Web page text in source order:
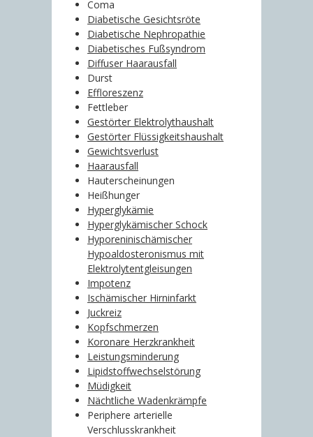
Coma
Diabetische Gesichtsröte
Diabetische Nephropathie
Diabetisches Fußsyndrom
Diffuser Haarausfall
Durst
Effloreszenz
Fettleber
Gestörter Elektrolythaushalt
Gestörter Flüssigkeitshaushalt
Gewichtsverlust
Haarausfall
Hauterscheinungen
Heißhunger
Hyperglykämie
Hyperglykämischer Schock
Hyporeninischämischer
Hypoaldosteronismus mit
Elektrolytentgleisungen
Impotenz
Ischämischer Hirninfarkt
Juckreiz
Kopfschmerzen
Koronare Herzkrankheit
Leistungsminderung
Lipidstoffwechselstörung
Müdigkeit
Nächtliche Wadenkrämpfe
Periphere arterielle
Verschlusskrankheit